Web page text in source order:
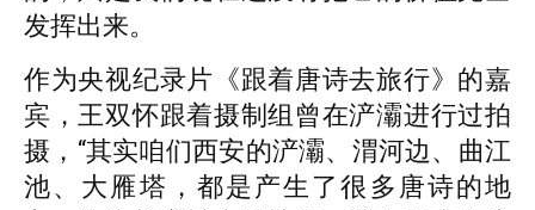
发挥出来。
作为央视纪录片《跟着唐诗去旅行》的嘉
宾，王双怀跟着摄制组曾在浐灞进行过拍
摄，“其实咱们西安的浐灞、渭河边、曲江
池、大雁塔，都是产生了很多唐诗的地